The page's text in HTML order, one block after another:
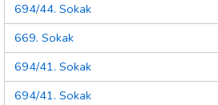
694/44. Sokak
669. Sokak
694/41. Sokak
694/41. Sokak